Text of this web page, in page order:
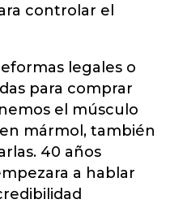
controlar el
legales o
para comprar
el músculo
mármol, también
40 años
a hablar